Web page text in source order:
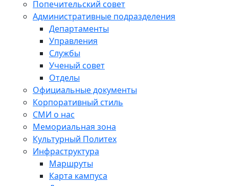
Попечительский совет
Административные подразделения
Департаменты
Управления
Службы
Ученый совет
Отделы
Официальные документы
Корпоративный стиль
СМИ о нас
Мемориальная зона
Культурный Политех
Инфраструктура
Маршруты
Карта кампуса